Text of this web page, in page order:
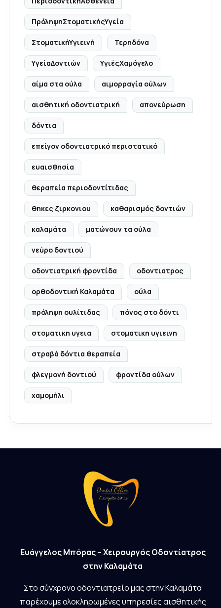
ΠρόληψηΣτοματικήςΥγεία
ΣτοματικήΥγιεινή Τερηδόνα
ΥγείαΔοντιών ΥγιέςΧαμόγελο
αίμα στα ούλα αιμορραγία ούλων
αισθητική οδοντιατρική απονεύρωση
δόντια
επείγον οδοντιατρικό περιστατικό
ευαισθησία
θεραπεία περιοδοντίτιδας
θηκες ζιρκονιου καθαρισμός δοντιών
καλαμάτα ματώνουν τα ούλα
νεύρο δοντιού
οδοντιατρική φροντίδα οδοντιατρος
ορθοδοντική Καλαμάτα ούλα
πρόληψη ουλίτιδας πόνος στο δόντι
στοματικη υγεια στοματικη υγιεινη
στραβά δόντια θεραπεία
φλεγμονή δοντιού φροντίδα ούλων
χαμομήλι
Ευάγγελος Μπόρας – Χειρουργός Οδοντίατρος
στην Καλαμάτα
Στο σύγχρονο οδοντιατρείο μας στην Καλαμάτα
παρέχουμε ολοκληρωμένες υπηρεσίες αισθητικής